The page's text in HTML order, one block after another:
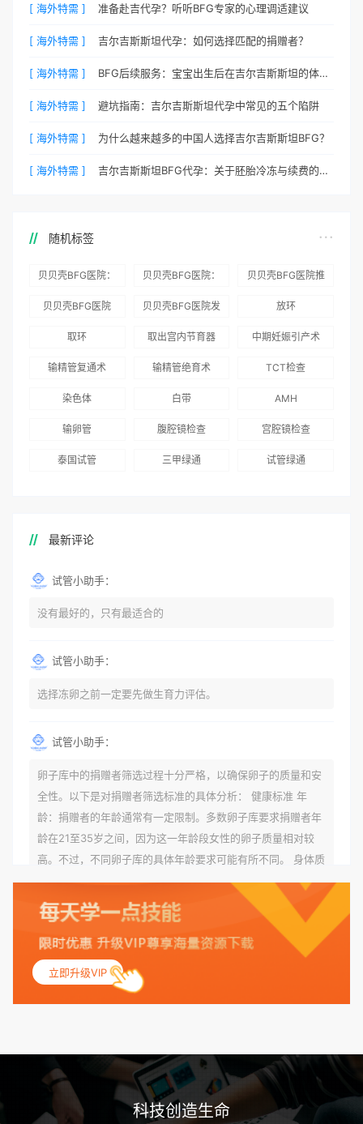
[ 海外特需 ] 准备赴吉代孕？听听BFG专家的心理调适建议
[ 海外特需 ] 吉尔吉斯斯坦代孕：如何选择匹配的捐赠者？
[ 海外特需 ] BFG后续服务：宝宝出生后在吉尔吉斯斯坦的体检与回国
[ 海外特需 ] 避坑指南：吉尔吉斯斯坦代孕中常见的五个陷阱
[ 海外特需 ] 为什么越来越多的中国人选择吉尔吉斯斯坦BFG？
[ 海外特需 ] 吉尔吉斯斯坦BFG代孕：关于胚胎冷冻与续费的说明
随机标签
贝贝壳BFG医院：
务
贝贝壳BFG医院：
术”和“法律支持”
贝贝壳BFG医院推
贝贝壳BFG医院
贝贝壳BFG医院发
国版）》
放环
取环 取出宫内节育器 中期妊娠引产术
输精管复通术 输精管绝育术 TCT检查
染色体 白带 AMH
输卵管 腹腔镜检查 宫腔镜检查
泰国试管 三甲绿通 试管绿通
最新评论
试管小助手：
没有最好的，只有最适合的
试管小助手：
选择冻卵之前一定要先做生育力评估。
试管小助手：
卵子库中的捐赠者筛选过程十分严格，以确保卵子的质量和安
全性。以下是对捐赠者筛选标准的具体分析： 健康标准 年
龄：捐赠者的年龄通常有一定限制。多数卵子库要求捐赠者年
龄在21至35岁之间，因为这一年龄段女性的卵子质量相对较
高。不过，不同卵子库的具体年龄要求可能有所不同。 身体质
量指数（BMI）：捐赠者的BMI通常需要在正常范围内，以确
保其身体健康状况良好。过高的BMI可能与多种健康问题相关
联，包括不孕症和妊娠并发症。 生殖健康：捐赠者需要有规律
的月经期，无生殖障碍或异常问题。此外，还需要进行详细的
妇科检查，以确保其生殖系统的健康。 遗传病史与家族病史：
捐赠者及其家庭成员需要无严重的遗传病史、精神病史和传染
病史。这通常需要通过基因检测、家族史调查和医疗记录审查
带任何可传染给受卵者的病原体。 药物与生活习惯：捐赠者需
要是非尼古丁使用者、非吸烟者、非吸毒者，并且未使用可能
影响卵子质量的药物，如某些精神药物和避孕植入物。 学历与
立即升级VIP
科技创造生命